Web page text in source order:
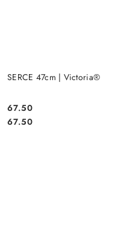
SERCE 47cm | Victoria®
Cena:
67.50
Cena:
67.50